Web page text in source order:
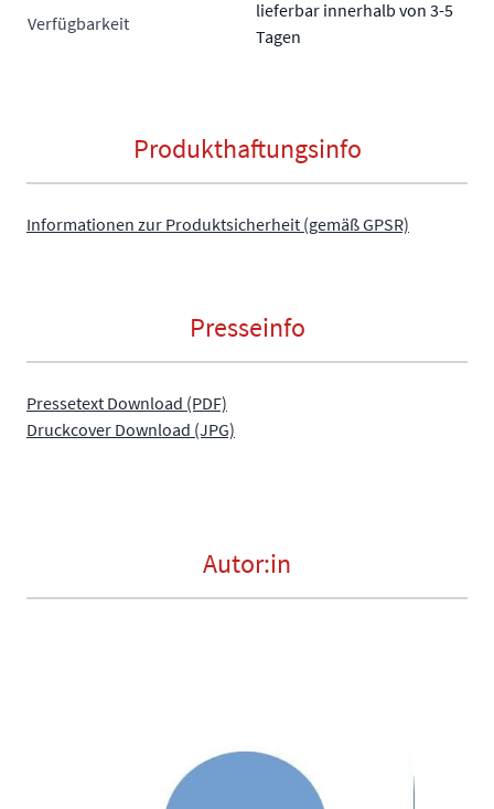
Verfügbarkeit
lieferbar innerhalb von 3-5
Tagen
Produkthaftungsinfo
Informationen zur Produktsicherheit (gemäß GPSR)
Presseinfo
Pressetext Download (PDF)
Druckcover Download (JPG)
Autor:in